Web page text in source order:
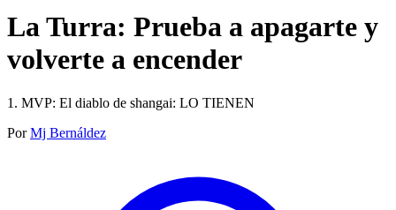
La Turra: Prueba a apagarte y
volverte a encender
1. MVP: El diablo de shangai: LO TIENEN
Por Mj Bernáldez